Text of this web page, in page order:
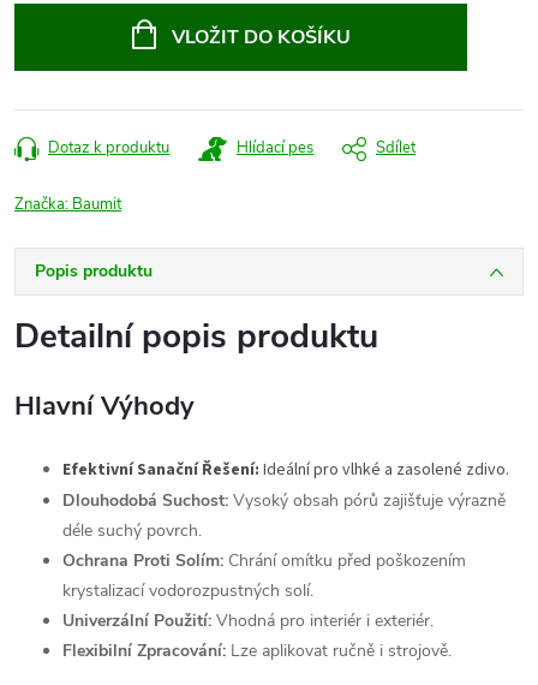
VLOŽIT DO KOŠÍKU
Dotaz k produktu Hlídací pes Sdílet
Značka: Baumit
Popis produktu
Detailní popis produktu
Hlavní Výhody
Efektivní Sanační Řešení: Ideální pro vlhké a zasolené zdivo.
Dlouhodobá Suchost: Vysoký obsah pórů zajišťuje výrazně
déle suchý povrch.
Ochrana Proti Solím: Chrání omítku před poškozením
krystalizací vodorozpustných solí.
Univerzální Použití: Vhodná pro interiér i exteriér.
Flexibilní Zpracování: Lze aplikovat ručně i strojově.